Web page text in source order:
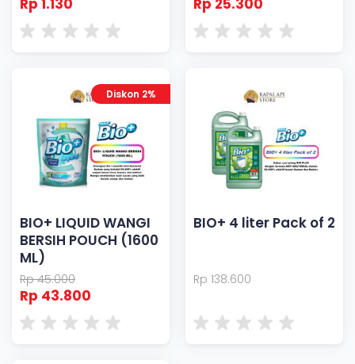
Diskon 2%
BIO+ LIQUID WANGI
BERSIH POUCH (1600
ML)
Rp 45.000
Rp 43.800
BIO+ 4 liter Pack of 2
Rp 138.600